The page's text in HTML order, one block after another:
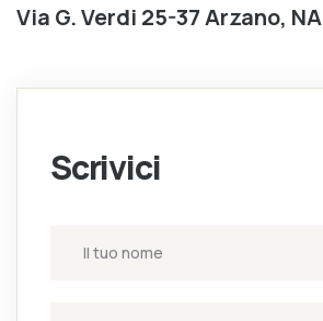
Via G. Verdi 25-37 Arzano, NA
Scrivici